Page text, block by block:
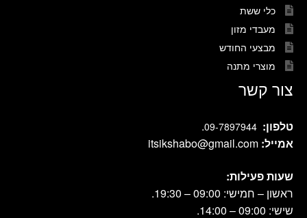
כלי ששת
מעבדי מזון
מבצעי החודש
מוצרי מתנה
צור קשר
טלפון: 09-7897944
.
אמייל: itsikshabo@gmail.com
שעות פעילות:
ראשון – חמישי: 09:00 – 19:30.
שישי: 09:00 – 14:00.